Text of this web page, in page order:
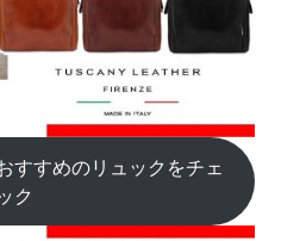
すすめのリュックをチェ
ク